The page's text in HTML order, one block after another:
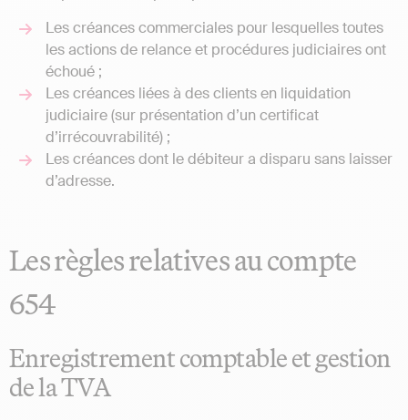
Les créances commerciales pour lesquelles toutes
les actions de relance et procédures judiciaires ont
échoué ;
Les créances liées à des clients en liquidation
judiciaire (sur présentation d’un certificat
d’irrécouvrabilité) ;
Les créances dont le débiteur a disparu sans laisser
d’adresse.
Les règles relatives au compte
654
Enregistrement comptable et gestion
de la TVA